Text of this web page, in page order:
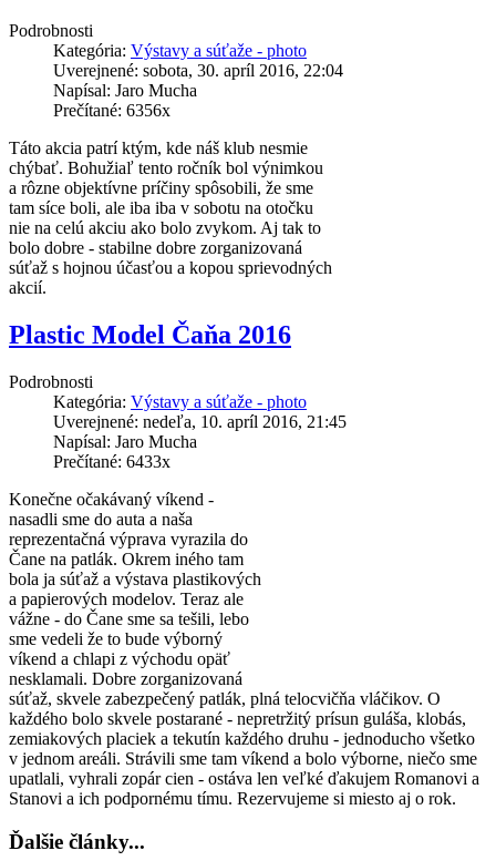
Podrobnosti
Kategória: Výstavy a súťaže - photo
Uverejnené: sobota, 30. apríl 2016, 22:04
Napísal: Jaro Mucha
Prečítané: 6356x
Táto akcia patrí ktým, kde náš klub nesmie
chýbať. Bohužiaľ tento ročník bol výnimkou
a rôzne objektívne príčiny spôsobili, že sme
tam síce boli, ale iba iba v sobotu na otočku
nie na celú akciu ako bolo zvykom. Aj tak to
bolo dobre - stabilne dobre zorganizovaná
súťaž s hojnou účasťou a kopou sprievodných
akcií.
Plastic Model Čaňa 2016
Podrobnosti
Kategória: Výstavy a súťaže - photo
Uverejnené: nedeľa, 10. apríl 2016, 21:45
Napísal: Jaro Mucha
Prečítané: 6433x
Konečne očakávaný víkend -
nasadli sme do auta a naša
reprezentačná výprava vyrazila do
Čane na patlák. Okrem iného tam
bola ja súťaž a výstava plastikových
a papierových modelov. Teraz ale
vážne - do Čane sme sa tešili, lebo
sme vedeli že to bude výborný
víkend a chlapi z východu opäť
nesklamali. Dobre zorganizovaná
súťaž, skvele zabezpečený patlák, plná telocvičňa vláčikov. O
každého bolo skvele postarané - nepretržitý prísun guláša, klobás,
zemiakových placiek a tekutín každého druhu - jednoducho všetko
v jednom areáli. Strávili sme tam víkend a bolo výborne, niečo sme
upatlali, vyhrali zopár cien - ostáva len veľké ďakujem Romanovi a
Stanovi a ich podpornému tímu. Rezervujeme si miesto aj o rok.
Ďalšie články...